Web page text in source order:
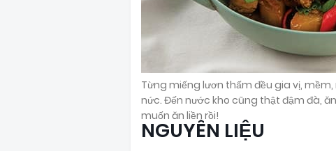
Từng miếng lươn thấm đều gia vị,
nức. Đến nước kho cũng thật đậm đà,
muốn ăn liền rồi!
NGUYÊN LIỆU